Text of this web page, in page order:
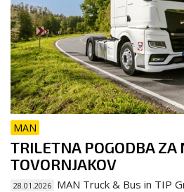
MAN
TRILETNA POGODBA ZA
TOVORNJAKOV
28.01.2026 MAN Truck & Bus in TIP